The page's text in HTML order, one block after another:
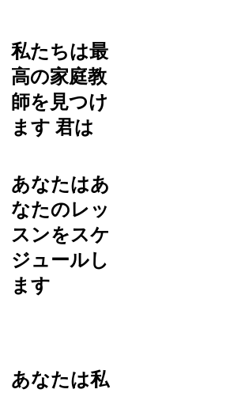
私たちは最
高の家庭教
師を見つけ
ます 君は
あなたはあ
なたのレッ
スンをスケ
ジュールし
ます
あなたは私